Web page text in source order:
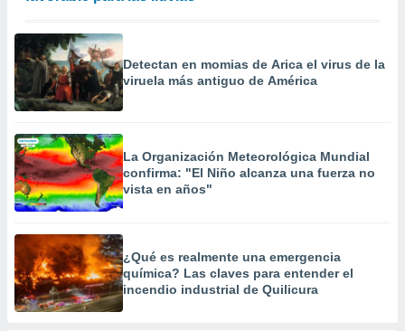
Detectan en momias de Arica el virus de la
viruela más antiguo de América
La Organización Meteorológica Mundial
confirma: "El Niño alcanza una fuerza no
vista en años"
¿Qué es realmente una emergencia
química? Las claves para entender el
incendio industrial de Quilicura